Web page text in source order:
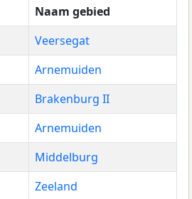
Naam gebied
Veersegat
Arnemuiden
Brakenburg II
Arnemuiden
Middelburg
Zeeland